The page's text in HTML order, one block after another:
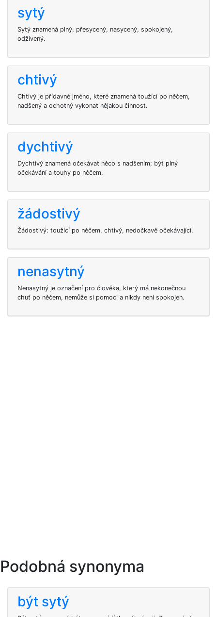
sytý
Sytý znamená plný, přesycený, nasycený, spokojený,
odživený.
chtivý
Chtivý je přídavné jméno, které znamená toužící po něčem,
nadšený a ochotný vykonat nějakou činnost.
dychtivý
Dychtivý znamená očekávat něco s nadšením; být plný
očekávání a touhy po něčem.
žádostivý
Žádostivý: toužící po něčem, chtivý, nedočkavě očekávající.
nenasytný
Nenasytný je označení pro člověka, který má nekonečnou
chuť po něčem, nemůže si pomoci a nikdy není spokojen.
Podobná synonyma
být sytý